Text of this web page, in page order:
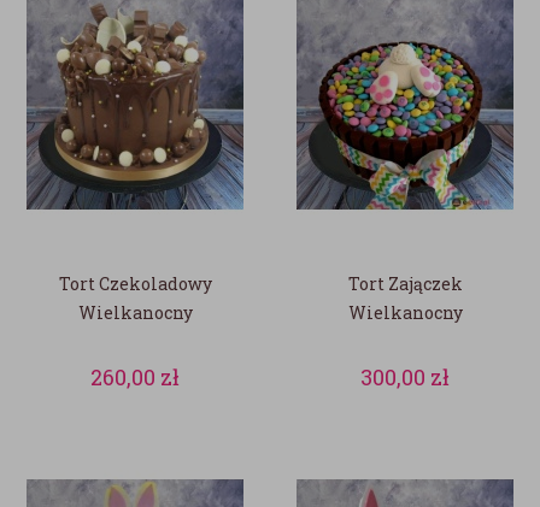
Tort Czekoladowy
Wielkanocny
260,00 zł
Tort Zajączek
Wielkanocny
300,00 zł